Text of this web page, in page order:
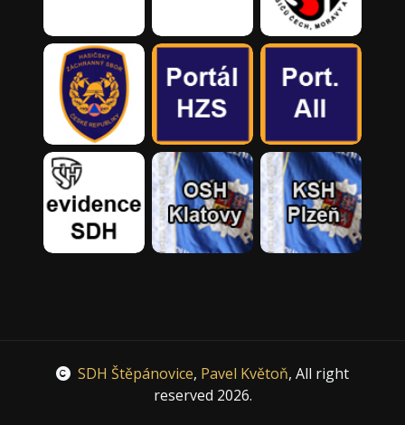
SDH Štěpánovice, Pavel Květoň, All right
reserved 2026.